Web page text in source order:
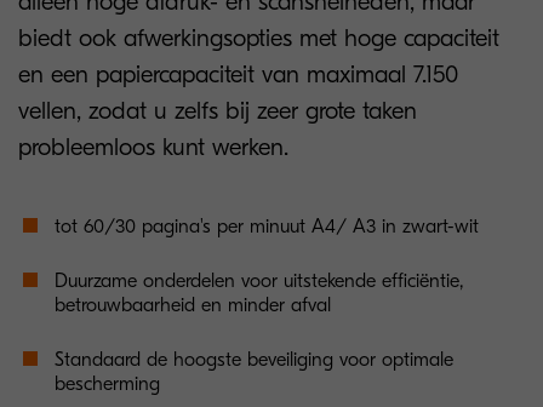
biedt ook afwerkingsopties met hoge capaciteit
en een papiercapaciteit van maximaal 7.150
vellen, zodat u zelfs bij zeer grote taken
probleemloos kunt werken.
tot 60/30 pagina's per minuut A4/ A3 in zwart-wit
Duurzame onderdelen voor uitstekende efficiëntie,
betrouwbaarheid en minder afval
Standaard de hoogste beveiliging voor optimale
bescherming